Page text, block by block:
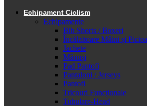
Echipament Ciclism
Echipamente
Bib Shorts / Boxeri
Încălzitoare Mâini și
Jachete
Mănuși
Pad Pantofi
Pantaloni / Jerseys
Pantofi
Tricouri Funcționale
Tubulare-Head